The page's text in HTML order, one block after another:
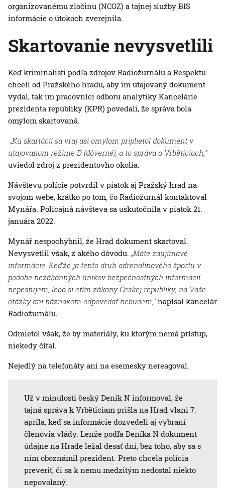
organizovanému zločinu (NCOZ) a tajnej služby BIS
informácie o útokoch zverejnila.
Skartovanie nevysvetlili
Keď kriminalisti podľa zdrojov Radiožurnálu a Respektu
chceli od Pražského hradu, aby im utajovaný dokument
vydal, tak im pracovníci odboru analytiky Kancelárie
prezidenta republiky (KPR) povedali, že správa bola
omylom skartovaná.
„Ku skartácii sa vraj asi omylom priplietol dokument v
utajovanom režime D (dôverné), a to správa o Vrběticiach,“
uviedol zdroj z prezidentovho okolia.
Návštevu polície potvrdil v piatok aj Pražský hrad na
svojom webe, krátko po tom, čo Radiožurnál kontaktoval
Mynářa. Policajná návšteva sa uskutočnila v piatok 21.
januára 2022.
Mynář nespochybnil, že Hrad dokument skartoval.
Nevysvetlil však, z akého dôvodu. „Máte zaujímavé
informácie. Keďže ja tento druh adrenalínového športu v
podobe nezákonných únikov bezpečnostných informácií
nepestujem, lebo si ctím zákony Českej republiky, na Vaše
otázky ani náznakom odpovedať nebudem,“napísal kancelár
Radiožurnálu.
Odmietol však, že by materiály, ku ktorým nemá prístup,
niekedy čítal.
Nejedlý na telefonáty ani na esemesky nereagoval.
Už v minulosti český Deník N informoval, že
tajná správa k Vrběticiam prišla na Hrad vlani 7.
apríla, keď sa informácie dozvedeli aj vybraní
členovia vlády. Lenže podľa Deníka N dokument
údajne na Hrade ležal desať dní, bez toho, aby sa s
ním oboznámil prezident. Preto chcela polícia
preveriť, či sa k nemu medzitým nedostal niekto
nepovolaný.